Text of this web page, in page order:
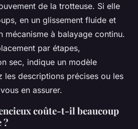
de la trotteuse. Si elle
en un glissement fluide et
mécanisme à balayage continu.
par étapes,
sec, indique un modèle
les descriptions précises ou les
en assurer.
coûte-t-il beaucoup
?